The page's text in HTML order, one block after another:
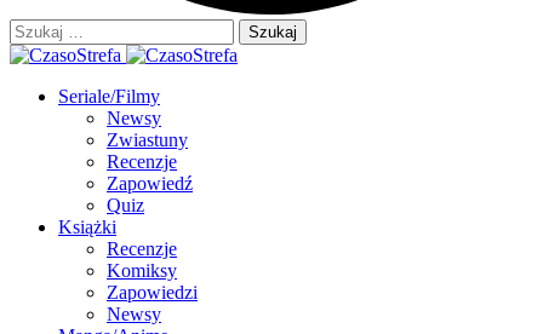
Szukaj:
Seriale/Filmy
Newsy
Zwiastuny
Recenzje
Zapowiedź
Quiz
Książki
Recenzje
Komiksy
Zapowiedzi
Newsy